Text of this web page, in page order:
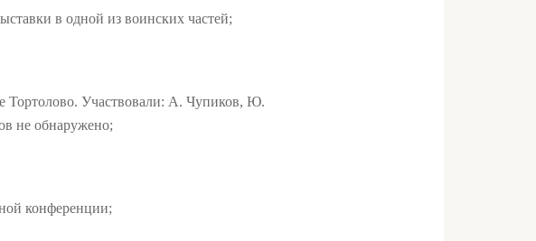
в одной из воинских частей;
Тортолово. Участвовали: А. Чупиков, Ю.
не обнаружено;
конференции;